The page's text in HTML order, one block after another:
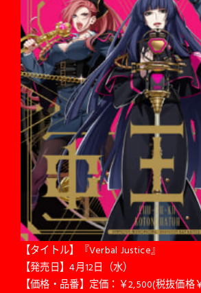
【タイトル】『Verbal Justice』
【発売日】4月12日（水）
【価格・品番】定価：￥2,500(税抜価格